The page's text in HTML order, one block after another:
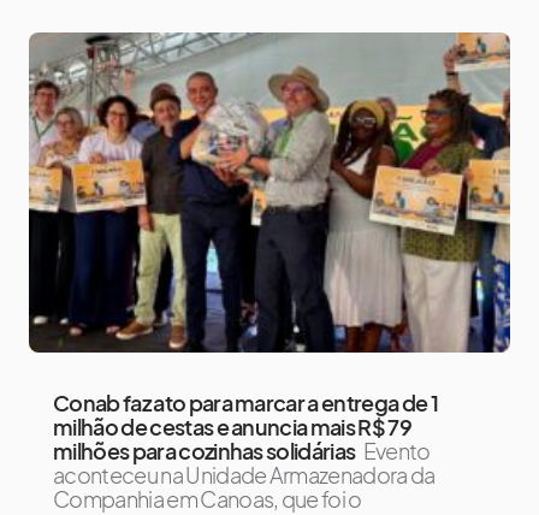
Conab faz ato para marcar a entrega de 1
milhão de cestas e anuncia mais R$ 79
milhões para cozinhas solidárias Evento
aconteceu na Unidade Armazenadora da
Companhia em Canoas, que foi o